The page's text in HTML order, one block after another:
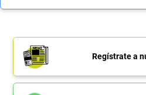
Regístrate a